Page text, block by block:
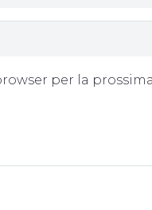
per la